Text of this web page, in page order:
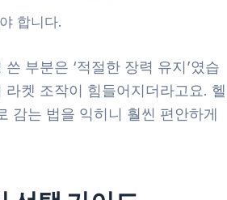
합니다.
부분은 ‘적절한 장력 유지’였습
켓 조작이 힘들어지더라고요. 헬
감는 법을 익히니 훨씬 편안하게